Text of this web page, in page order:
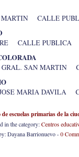
MARTIN CALLE
CALLE PUBLICA
GRAL. SAN MARTIN
JOSE MARIA
escuelas primarias de la
in the category:Centros
Dayana Barrionuevo -0